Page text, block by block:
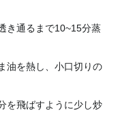
き通るまで10~15分蒸
油を熱し、小口切りの
を飛ばすように少し炒